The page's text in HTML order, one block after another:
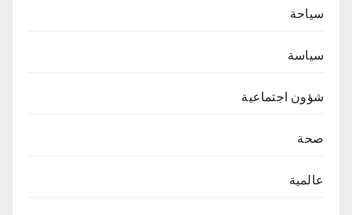
سياحة
سياسة
شؤون اجتماعية
صحة
عالمية